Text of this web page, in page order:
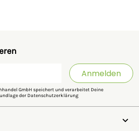
Anmelden
GmbH speichert und verarbeitet Deine
der Datenschutzerklärung